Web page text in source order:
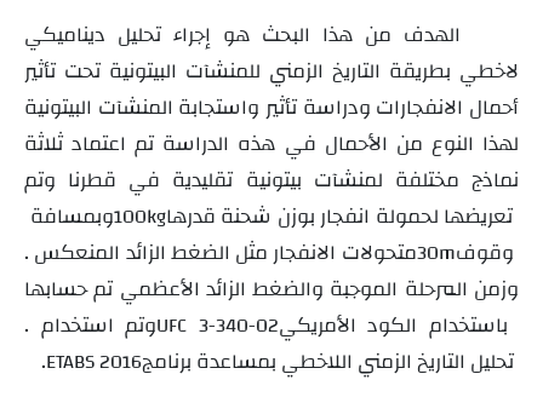
الهدف من هذا البحث هو إجراء تحليل ديناميكي
لاخطي بطريقة التاريخ الزمني للمنشآت البيتونية تحت تأثير
أحمال الانفجارات ودراسة تأثير واستجابة المنشآت البيتونية
لهذا النوع من الأحمال في هذه الدراسة تم اعتماد ثلاثة
نماذج مختلفة لمنشآت بيتونية تقليدية في قطرنا وتم
100kg
30m
. متحولات الانفجار مثل الضغط الزائد المنعكس
وزمن المرحلة الموجبة والضغط الزائد الأعظمي تم حسابها
UFC 3-340-02
. وتم استخدام
ETABS 2016
.